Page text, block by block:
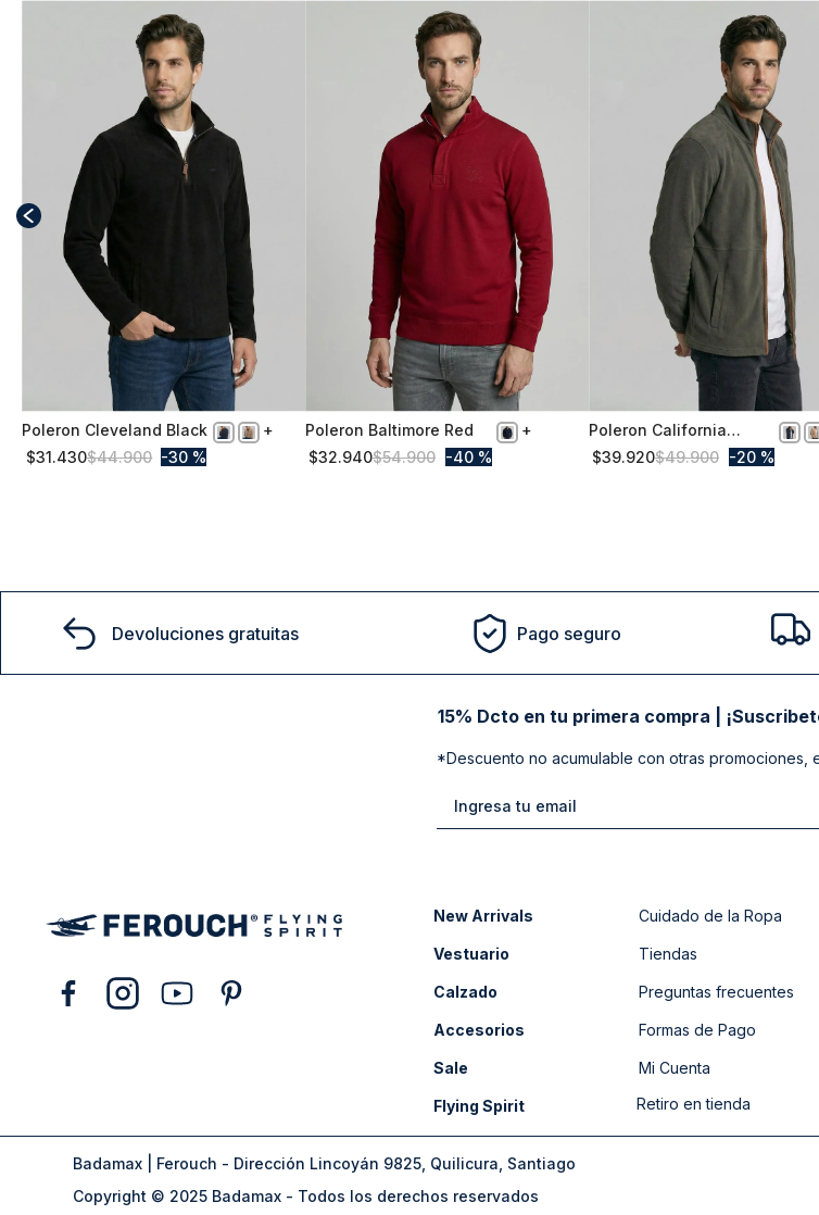
M
Poleron Cleveland Black
$31.430$44.900 30 %
S
Poleron Baltimore Red
$32.940$54.900 40 %
L
Poleron California
Military
$39.920$49.900 20 %
Devoluciones gratuitas Pago seguro
15% Dcto en tu primera compra |
*Descuento no acumulable con otras promociones,
New Arrivals
Vestuario
Calzado
Accesorios
Sale
Flying Spirit
Cuidado de la Ropa
Tiendas
Preguntas frecuentes
Formas de Pago
Mi Cuenta
Retiro en tienda
Badamax | Ferouch - Dirección Lincoyán 9825, Quilicura, Santiago
Copyright © 2025 Badamax - Todos los derechos reservados